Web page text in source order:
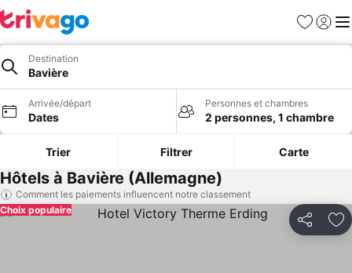
Favoris
Se
Destination
Bavière
Arrivée/départ
Dates
Personnes et chambres
2 personnes, 1 chambre
Trier Filtrer Carte
Hôtels à Bavière (Allemagne)
Comment les paiements influencent notre classement
Partager
Choix populaire